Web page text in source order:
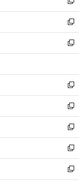
開
く
ウ
で
開
く
ィ
ン
ド
ウ
で
開
い
ウ
ィ
ン
ド
ウ
開
く
新
し
い
ウ
ィ
ン
ウ
で
開
く
新
し
い
ウ
ン
ド
ウ
で
開
く
新
し
ウ
ィ
ン
ド
ウ
で
開
く
新
し
い
ウ
ィ
ン
ド
ウ
で
開
新
し
い
ウ
ィ
ン
ド
ウ
新
し
い
ウ
ィ
ン
新
し
い
ウ
新
し